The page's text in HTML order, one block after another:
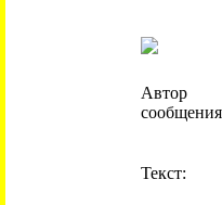
Автор
Текст: